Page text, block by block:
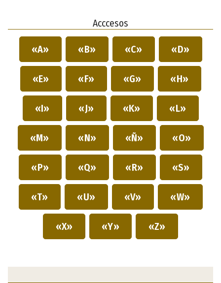
Acccesos
«A» «B» «C» «D»
«E» «F» «G» «H»
«I» «J» «K» «L»
«M» «N» «Ñ» «O»
«P» «Q» «R» «S»
«T» «U» «V» «W»
«X» «Y» «Z»